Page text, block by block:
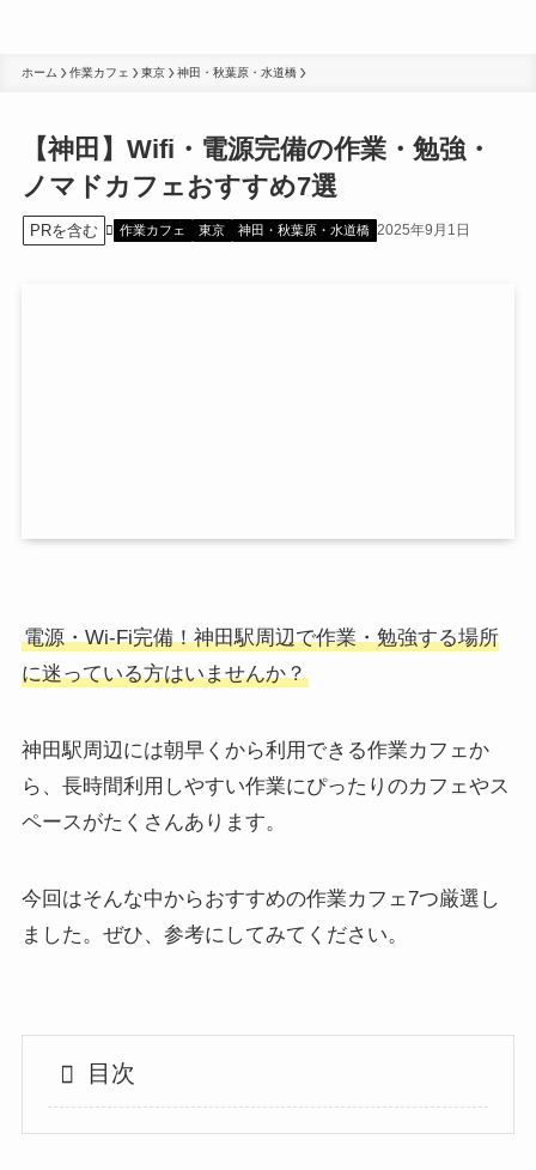
ホーム 作業カフェ 東京 神田・秋葉原・水道橋
【神田】Wifi・電源完備の作業・勉強・
ノマドカフェおすすめ7選
PRを含む 作業カフェ 東京 神田・秋葉原・水道橋 2025年9月1日
電源・Wi-Fi完備！神田駅周辺で作業・勉強する場所
に迷っている方はいませんか？
神田駅周辺には朝早くから利用できる作業カフェか
ら、長時間利用しやすい作業にぴったりのカフェやス
ペースがたくさんあります。
今回はそんな中からおすすめの作業カフェ7つ厳選し
ました。ぜひ、参考にしてみてください。
目次